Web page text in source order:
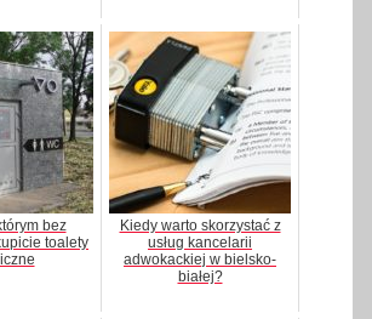
bez
toalety
Kiedy warto skorzystać z
usług kancelarii
adwokackiej w bielsko-
białej?